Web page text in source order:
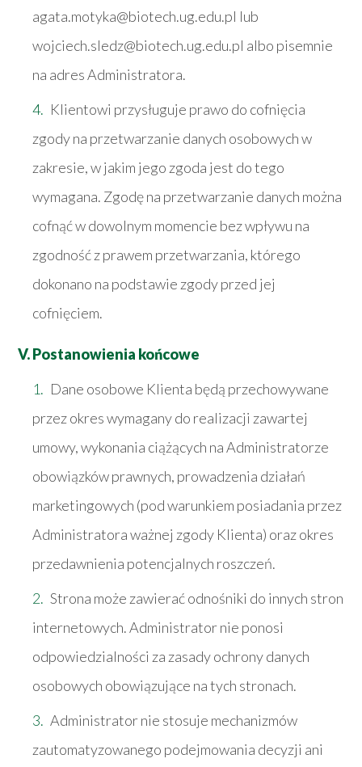
agata.motyka@biotech.ug.edu.pl lub
wojciech.sledz@biotech.ug.edu.pl albo pisemnie
na adres Administratora.
Klientowi przysługuje prawo do cofnięcia
zgody na przetwarzanie danych osobowych w
zakresie, w jakim jego zgoda jest do tego
wymagana. Zgodę na przetwarzanie danych można
cofnąć w dowolnym momencie bez wpływu na
zgodność z prawem przetwarzania, którego
dokonano na podstawie zgody przed jej
cofnięciem.
V. Postanowienia końcowe
Dane osobowe Klienta będą przechowywane
przez okres wymagany do realizacji zawartej
umowy, wykonania ciążących na Administratorze
obowiązków prawnych, prowadzenia działań
marketingowych (pod warunkiem posiadania przez
Administratora ważnej zgody Klienta) oraz okres
przedawnienia potencjalnych roszczeń.
Strona może zawierać odnośniki do innych stron
internetowych. Administrator nie ponosi
odpowiedzialności za zasady ochrony danych
osobowych obowiązujące na tych stronach.
Administrator nie stosuje mechanizmów
zautomatyzowanego podejmowania decyzji ani